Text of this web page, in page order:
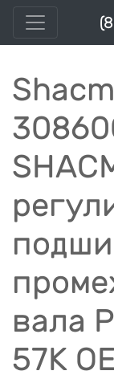
вала
57K OE